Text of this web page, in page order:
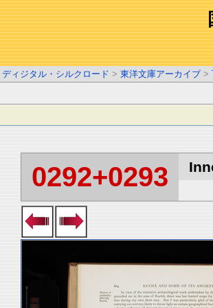
ディジタル・シルクロード > 東洋文庫アーカイブ >
0292+0293